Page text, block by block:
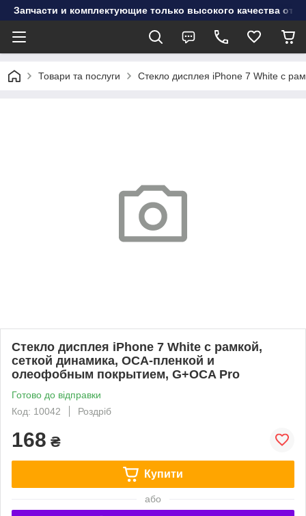
Запчасти и комплектующие только высокого качества от
Товари та послуги Стекло дисплея iPhone 7 White с
Стекло дисплея iPhone 7 White с рамкой,
сеткой динамика, OCA-пленкой и
олеофобным покрытием, G+OCA Pro
Готово до відправки
Код: 10042
Роздріб
168 ₴
Купити
або